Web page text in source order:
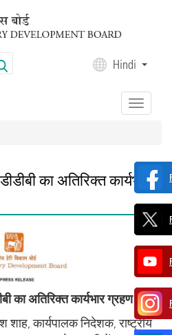
Hindi
Toggle
navigation
का अतिरिक्‍त कार्यभार
का अतिरिक्‍त कार्यभार ग्रहण किया
कार्यपालक निदेशक, राष्ट्रीय